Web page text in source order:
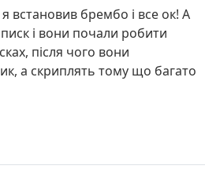
встановив брембо і все ок! А
і вони почали робити
після чого вони
а скриплять тому що багато